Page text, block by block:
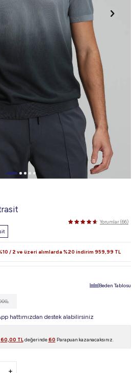
Yorumlar (66)
/ 2 ve üzeri alımlarda %20 indirim 959,99 TL
Beden Tablosu
XXL
hattımızdan destek alabilirsiniz
60,00 TLdeğerinde60 Parapuan kazanacaksınız.